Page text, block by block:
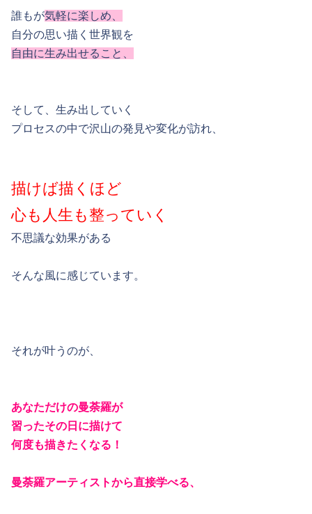
誰もが気軽に楽しめ、
自分の思い描く世界観を
自由に生み出せること、
そして、生み出していく
プロセスの中で沢山の発見や変化が訪れ、
描けば描くほど
心も人生も整っていく
不思議な効果がある
そんな風に感じています。
それが叶うのが、
あなただけの曼荼羅が
習ったその日に描けて
何度も描きたくなる！
曼荼羅アーティストから直接学べる、